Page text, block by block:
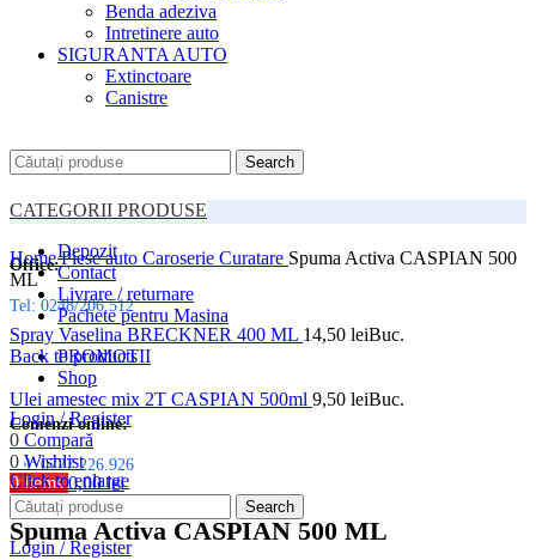
Benda adeziva
Intretinere auto
SIGURANTA AUTO
Extinctoare
Canistre
Search
Office:
Tel: 0248/206.512
Comenzi online:
Tel: 0727.226.926
Menu
Login / Register
CATEGORII PRODUSE
Depozit
Contact
Livrare / returnare
Pachete pentru Masina
PROMOTII
Shop
Login / Register
0 Compară
0 Wishlist
0items 0,00lei
Search
HomePiese auto Caroserie Curatare Spuma Activa CASPIAN 500
ML
Spray Vaselina BRECKNER 400 ML 14,50 leiBuc.
Back to products
Ulei amestec mix 2T CASPIAN 500ml 9,50 leiBuc.
Click to enlarge
Spuma Activa CASPIAN 500 ML